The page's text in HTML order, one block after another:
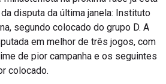
disputa da última janela: Instituto
segundo colocado do grupo D. A
em melhor de três jogos, com
de pior campanha e os seguintes
colocado.